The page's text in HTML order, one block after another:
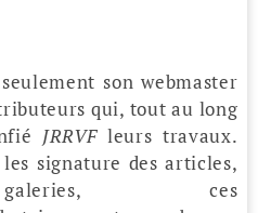
son webmaster
qui, tout au long
JRRVFleurs travaux.
signature des articles,
ces